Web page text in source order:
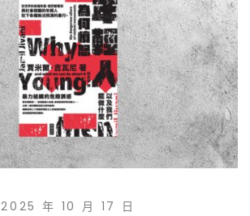
2025 年 10 月 17 日